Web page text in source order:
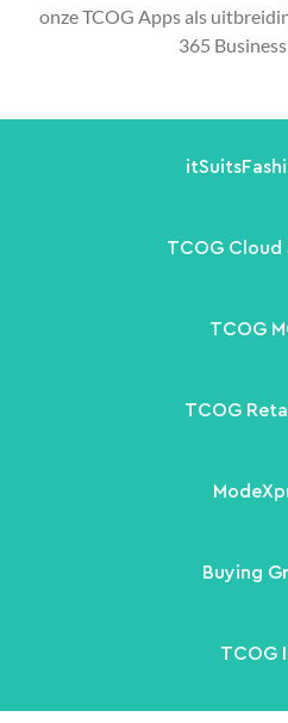
onze TCOG Apps als
365
TCOG Cloud
TCOG
TCOG
Buying
TCOG